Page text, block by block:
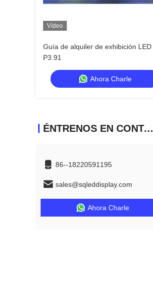
Vídeo
Guía de alquiler de exhibición LED
P3.91
Ahora Charle
ÉNTRENOS EN CONTACTO CON
86--18220591195
sales@sqleddisplay.com
Ahora Charle